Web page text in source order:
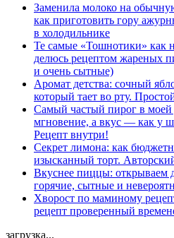
Заменила молоко на
как приготовить гору
в холодильнике
Те самые «Тошнотики» как
делюсь рецептом жареных
и очень сытные)
Аромат детства: сочный
который тает во рту.
Самый частый пирог в моей
мгновение, а вкус — как у
Рецепт внутри!
Секрет лимона: как
изысканный торт.
Вкуснее пиццы: открываем
горячие, сытные и
Хворост по маминому
рецепт проверенный
загрузка...